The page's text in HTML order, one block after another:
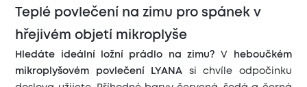
Teplé povlečení na zimu pro spánek v
hřejivém objetí mikroplyše
Hledáte ideální ložní prádlo na zimu? V
heboučkém
mikroplyšovém povlečení LYANA si chvíle odpočinku